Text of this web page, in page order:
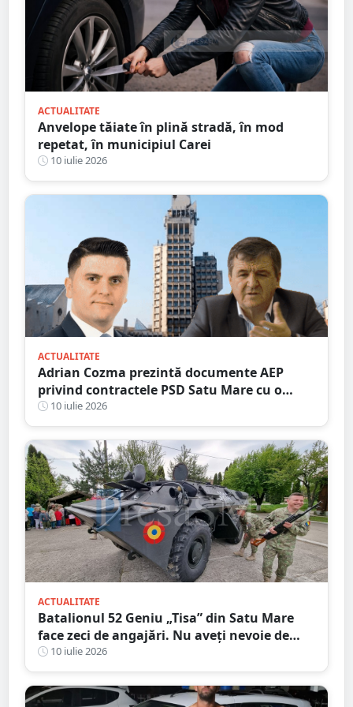
ACTUALITATE
Anvelope tăiate în plină stradă, în mod
repetat, în municipiul Carei
10 iulie 2026
ACTUALITATE
Adrian Cozma prezintă documente AEP
privind contractele PSD Satu Mare cu o
firmă din familia Govor. Valoarea depășește
un milion de lei
10 iulie 2026
ACTUALITATE
Batalionul 52 Geniu „Tisa” din Satu Mare
face zeci de angajări. Nu aveți nevoie de
Bacalaureat, salar atractiv
10 iulie 2026